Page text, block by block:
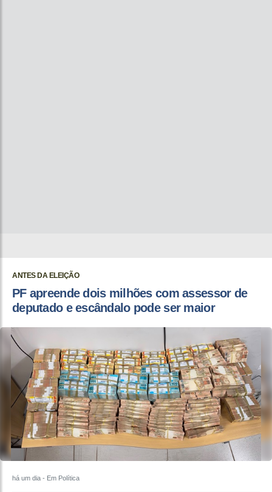
ANTES DA ELEIÇÃO
PF apreende dois milhões com assessor de
deputado e escândalo pode ser maior
há um dia - Em Política